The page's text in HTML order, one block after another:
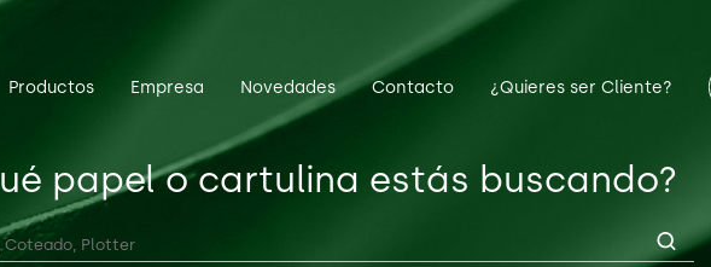
Productos Empresa Novedades Contacto ¿Quieres ser Cliente?
papel o cartulina estás buscando?